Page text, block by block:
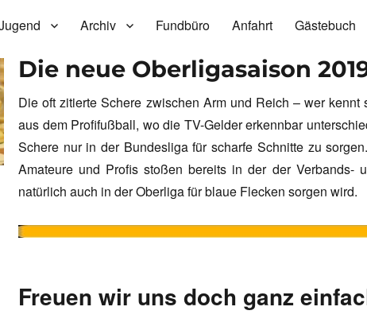
Archiv Fundbüro Anfahrt Gästebuch
Die neue Oberligasaison
Die oft zitierte Schere zwischen Arm und Reich – wer
aus dem Profifußball, wo die TV-Gelder erkennbar
Schere nur in der Bundesliga für scharfe Schnitte zu
Amateure und Profis stoßen bereits in der der Verbands-
natürlich auch in der Oberliga für blaue Flecken sorgen wird.
Freuen wir uns doch ganz